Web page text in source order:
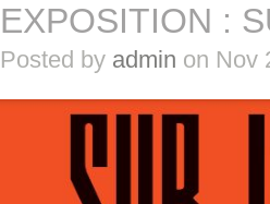
EXPOSITION :
Posted by admin on Nov